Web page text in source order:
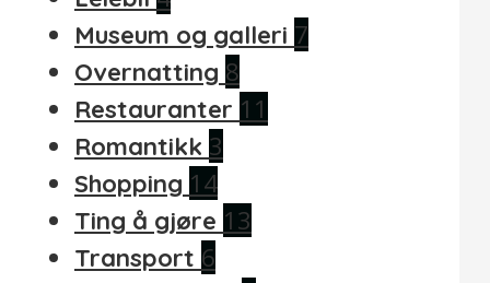
Museum og galleri 7
Overnatting 8
Restauranter 11
Romantikk 3
Shopping 14
Ting å gjøre 13
Transport 6